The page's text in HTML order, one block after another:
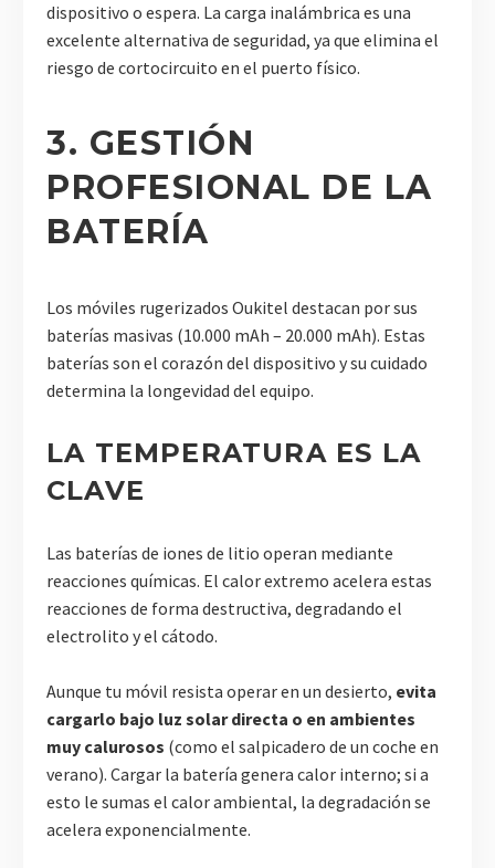
dispositivo o espera. La carga inalámbrica es una
excelente alternativa de seguridad, ya que elimina el
riesgo de cortocircuito en el puerto físico.
3. GESTIÓN
PROFESIONAL DE LA
BATERÍA
Los móviles rugerizados Oukitel destacan por sus
baterías masivas (10.000 mAh – 20.000 mAh). Estas
baterías son el corazón del dispositivo y su cuidado
determina la longevidad del equipo.
LA TEMPERATURA ES LA
CLAVE
Las baterías de iones de litio operan mediante
reacciones químicas. El calor extremo acelera estas
reacciones de forma destructiva, degradando el
electrolito y el cátodo.
Aunque tu móvil resista operar en un desierto, evita
cargarlo bajo luz solar directa o en ambientes
muy calurosos (como el salpicadero de un coche en
verano). Cargar la batería genera calor interno; si a
esto le sumas el calor ambiental, la degradación se
acelera exponencialmente.